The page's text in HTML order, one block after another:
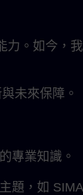
力。如今，
未來保障。
專業知識。
題，如